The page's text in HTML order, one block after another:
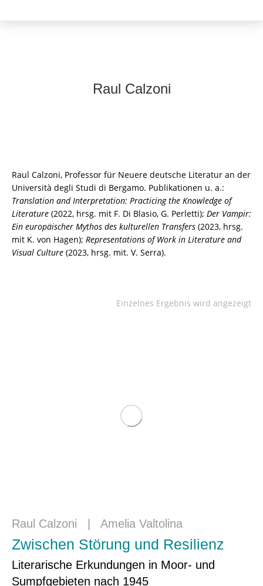
Raul Calzoni
Raul Calzoni, Professor für Neuere deutsche Literatur an der
Università degli Studi di Bergamo. Publikationen u. a.:
Translation and Interpretation: Practicing the Knowledge of
Literature (2022, hrsg. mit F. Di Blasio, G. Perletti); Der Vampir:
Ein europäischer Mythos des kulturellen Transfers (2023, hrsg.
mit K. von Hagen); Representations of Work in Literature and
Visual Culture (2023, hrsg. mit. V. Serra).
Einzelnes Ergebnis wird angezeigt
Raul Calzoni Amelia Valtolina
Zwischen Störung und Resilienz
Literarische Erkundungen in Moor- und
Sumpfgebieten nach 1945